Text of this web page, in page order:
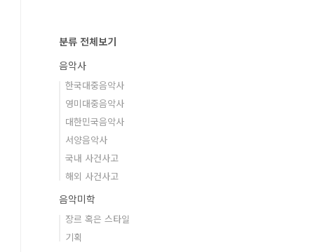
분류 전체보기
음악사
한국대중음악사
영미대중음악사
대한민국음악사
서양음악사
국내 사건사고
해외 사건사고
음악미학
장르 혹은 스타일
기획